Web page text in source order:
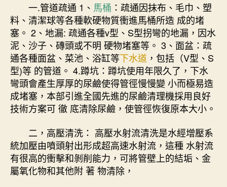
一.管道疏通 1、 馬桶 ：疏通因抹布、毛巾、塑
料、清潔球等各種軟硬物質衝進馬桶所造 成的堵
塞。 2、地漏: 疏通各種v型、S型拐彎的地漏，因水
泥、沙子、磚頭或不明 硬物堵塞等。 3、面盆：疏
通各種面盆、菜池、浴缸等下水道 ，包括（V型、S
型)等 的管道。 4.蹲坑：蹲坑使用年限久了，下水
彎頭會產生厚厚的尿鹼使得管徑慢慢變 小而極易造
成堵塞，本部引進全國先進的尿鹼清理機採用良好
技術方案可 徹 底清除尿鹼，使管徑恢復原本大小。
二，高壓清洗： 高壓水射流清洗是水經增壓系
統加壓由噴頭射出形成超高速水射流，這種 水射流
有很高的衝擊和剝削能力，可將管壁上的結垢、金
屬氧化物和其他附 著 物清除，